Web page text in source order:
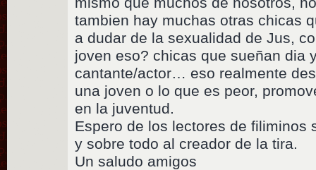
tambien hay muchas otras chicas
a dudar de la sexualidad de Jus,
joven eso? chicas que sueñan dia
cantante/actor… eso realmente
una joven o lo que es peor,
en la juventud.
Espero de los lectores de filiminos
y sobre todo al creador de la tira.
Un saludo amigos